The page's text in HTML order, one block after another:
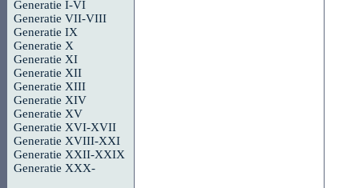
Generatie I-VI
Generatie VII-VIII
Generatie IX
Generatie X
Generatie XI
Generatie XII
Generatie XIII
Generatie XIV
Generatie XV
Generatie XVI-XVII
Generatie XVIII-XXI
Generatie XXII-XXIX
Generatie XXX-